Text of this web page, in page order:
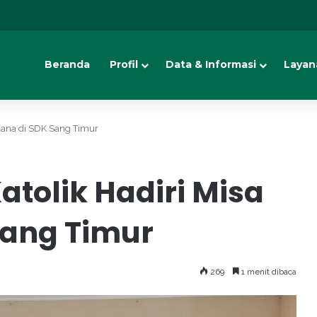
Beranda Profil Data & Informasi
di SDK Sang Timur
Hadiri Misa
Timur
269 1 menit dibaca